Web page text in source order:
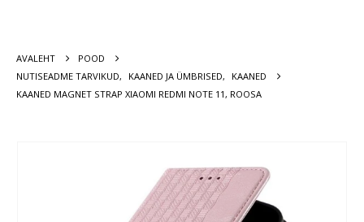
AVALEHT
POOD
NUTISEADME TARVIKUD, KAANED JA ÜMBRISED,
KAANED
KAANED MAGNET STRAP XIAOMI REDMI NOTE 11, ROOSA